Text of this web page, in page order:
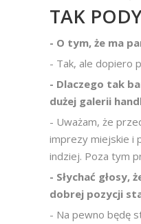
TAK
- O tym, że ma
- Tak, ale dopiero
- Dlaczego tak
dużej galerii
- Uważam, że
imprezy miejskie i
indziej. Poza tym
- Słychać
dobrej pozycji
- Na pewno będę